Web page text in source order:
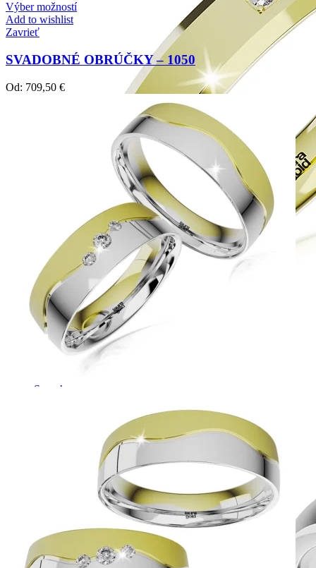
Symphony
Výber možností
Add to wishlist
Zavrieť
SVADOBNÉ OBRÚČKY – 1050
Od: 709,50 €